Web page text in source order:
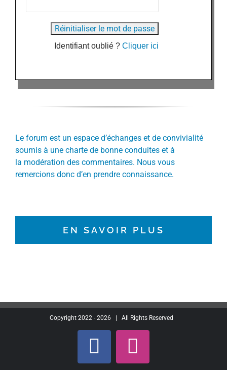
Identifiant oublié ? Cliquer ici
Le forum est un espace d’échanges et de convivialité
soumis à une charte de bonne conduites et à
la modération des commentaires. Nous vous
remercions donc d’en prendre connaissance.
EN SAVOIR PLUS
Copyright 2022 - 2026 | All Rights Reserved
FacebookInstagram